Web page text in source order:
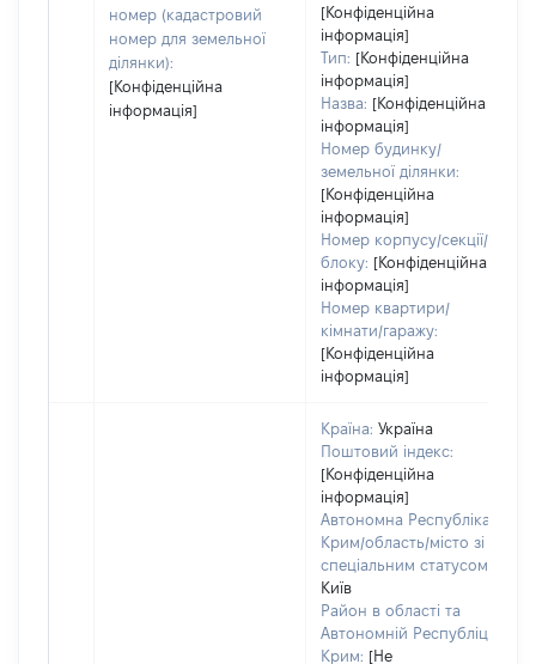
номер (кадастровий
номер для земельної
ділянки):
[Конфіденційна
інформація]
[Конфіденційна
інформація]
Тип: [Конфіденційна
інформація]
Назва: [Конфіденційна
інформація]
Номер будинку/
земельної ділянки:
[Конфіденційна
інформація]
Номер корпусу/секції/
блоку: [Конфіденційна
інформація]
Номер квартири/
кімнати/гаражу:
[Конфіденційна
інформація]
Країна: Україна
Поштовий індекс:
[Конфіденційна
інформація]
Автономна Республіка
Крим/область/місто зі
спеціальним статусом:
Київ
Район в області та
Автономній Республіці
Крим: [Не